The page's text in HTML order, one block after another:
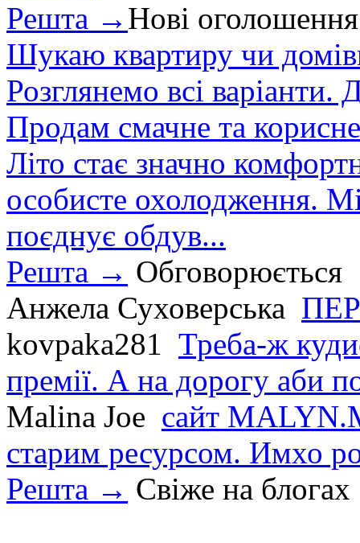
Решта → Нові оголошення
Шукаю квартиру чи
Розглянемо всі варіанти.
Продам смачне та
Літо стає значно
особисте охолодження.
поєднує обдув...
Решта → Обговорюється
Анжела Суховерська
kovpaka281 Треба-ж
премії. А на дорогу аби
Malina Joe сайт
старим ресурсом. Имхо
Решта → Свіже на блогах